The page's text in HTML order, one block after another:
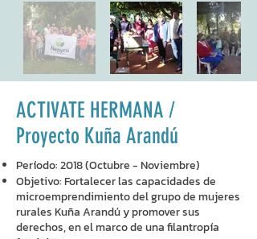
ACTIVATE HERMANA /
Proyecto Kuña Arandú
Período: 2018 (Octubre - Noviembre)
Objetivo: Fortalecer las capacidades de
microemprendimiento del grupo de mujeres
rurales Kuña Arandú y promover sus
derechos, en el marco de una filantropía